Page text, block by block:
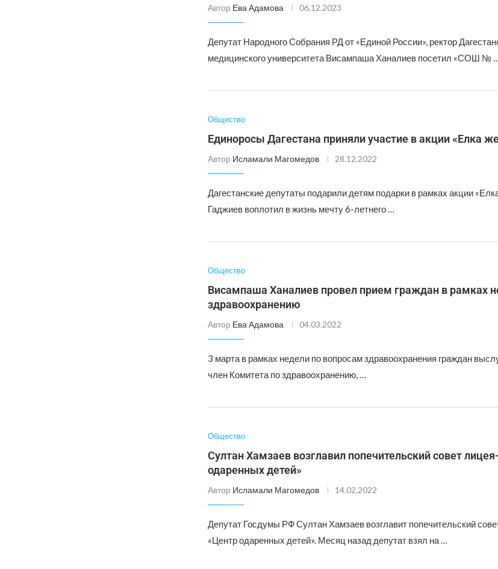
Автор Ева Адамова 06.12.2023
Депутат Народного Собрания РД от «Единой России», ректор
медицинского университета Висампаша Ханалиев посетил «СОШ №
Общество
Единоросы Дагестана приняли участие в акции «Елка
Автор Исламали Магомедов 28.12.2022
Дагестанские депутаты подарили детям подарки в рамках акции
Гаджиев воплотил в жизнь мечту 6-летнего …
Общество
Висампаша Ханалиев провел прием граждан в рамках
здравоохранению
Автор Ева Адамова 04.03.2022
3 марта в рамках недели по вопросам здравоохранения граждан
член Комитета по здравоохранению, …
Общество
Султан Хамзаев возглавил попечительский совет
одаренных детей»
Автор Исламали Магомедов 14.02.2022
Депутат Госдумы РФ Султан Хамзаев возглавит попечительский
«Центр одаренных детей». Месяц назад депутат взял на …